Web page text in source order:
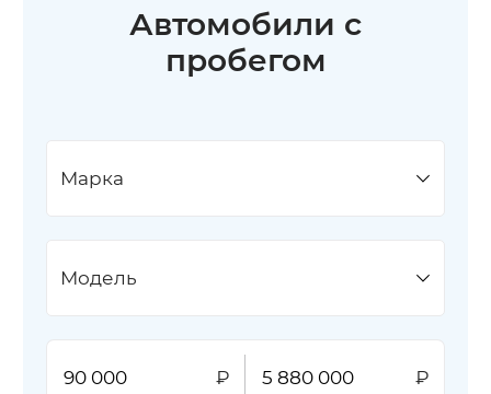
Автомобили с
пробегом
Марка
Модель